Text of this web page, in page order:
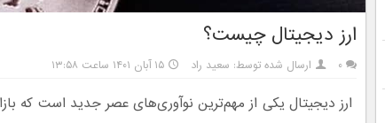
ارز دیجیتال چیست؟
۰ ارسال شده توسط: سعید راد ۱۵ آبان ۱۴۰۱ ساعت ۱۳:۵۸
ارز دیجیتال یکی از مهم‌ترین نوآوری‌های عصر جدید است که